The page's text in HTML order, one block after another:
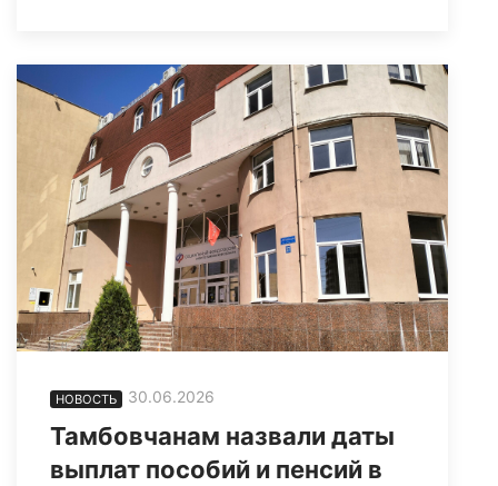
НОВОСТЬ 30.06.2026
Тамбовчанам назвали даты
выплат пособий и пенсий в